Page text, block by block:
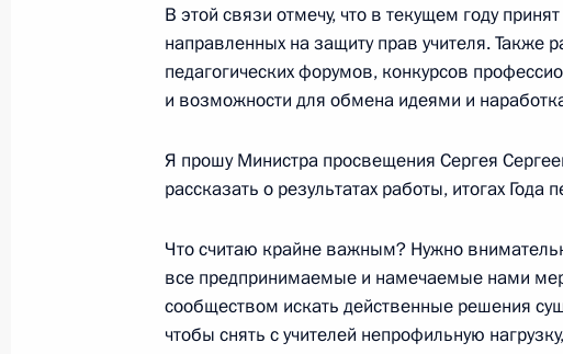
30 ноября 2023 года, четверг
Совместное заседание Комиссии по
развитию и комиссии Госсовета по
29 ноября 2023 года, среда
Заседание комиссии Госсовета по
29 ноября 2023 года, 20:00
В этой связи отмечу, что в текущем году
направленных на защиту прав учителя. Также
педагогических форумов, конкурсов
и возможности для обмена идеями и
Я прошу Министра просвещения Сергея
рассказать о результатах работы, итогах Года
Что считаю крайне важным? Нужно
все предпринимаемые и намечаемые нами
сообществом искать действенные решения
чтобы снять с учителей непрофильную